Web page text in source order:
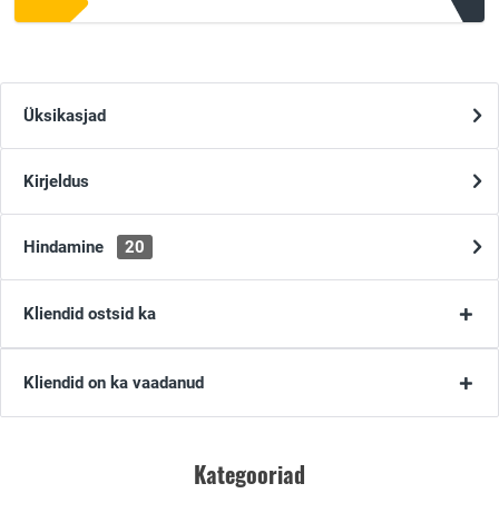
Üksikasjad
Kirjeldus
Hindamine 20
Kliendid ostsid ka
Kliendid on ka vaadanud
Kategooriad